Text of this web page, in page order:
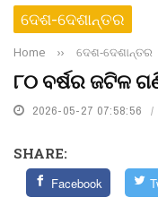
ଦେଶ-ଦେଶାନ୍ତର
Home ›› ଦେଶ-ଦେଶାନ୍ତର
୮୦ ବର୍ଷର ଜଟିଳ
2026-05-27 07:58:56
SHARE:
Facebook